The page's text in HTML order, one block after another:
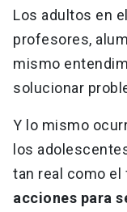
Los adultos en
profesores,
mismo
solucionar
Y lo mismo
los
tan real como el
acciones para